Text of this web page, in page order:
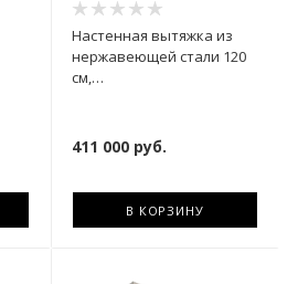
Настенная вытяжка из
нержавеющей стали 120
см,
411 000руб.
В КОРЗИНУ